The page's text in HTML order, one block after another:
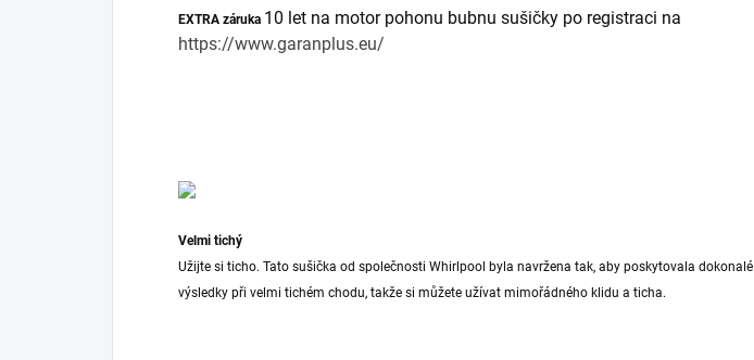
EXTRA záruka 10 let na motor pohonu bubnu sušičky po registraci na
https://www.garanplus.eu/
Velmi tichý
Užijte si ticho. Tato sušička od společnosti Whirlpool byla navržena tak, aby poskytovala dokonalé
výsledky při velmi tichém chodu, takže si můžete užívat mimořádného klidu a ticha.